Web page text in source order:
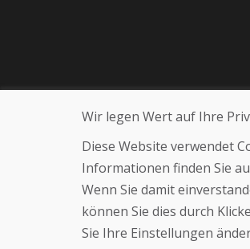
Wir legen Wert auf Ihre
Diese Website verwendet
Informationen finden Sie
Wenn Sie damit
können Sie dies durch
Sie Ihre Einstellungen